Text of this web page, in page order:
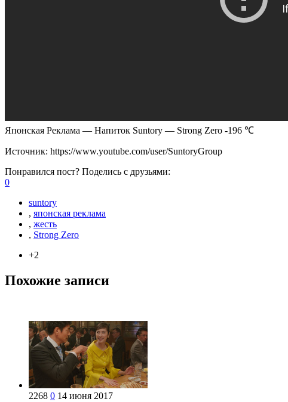
Японская Реклама — Напиток Suntory — Strong Zero -196 ℃
Источник: https://www.youtube.com/user/SuntoryGroup
Понравился пост? Поделись с друзьями:
0
suntory
, японская реклама
, жесть
, Strong Zero
+2
Похожие записи
2268 0 14 июня 2017